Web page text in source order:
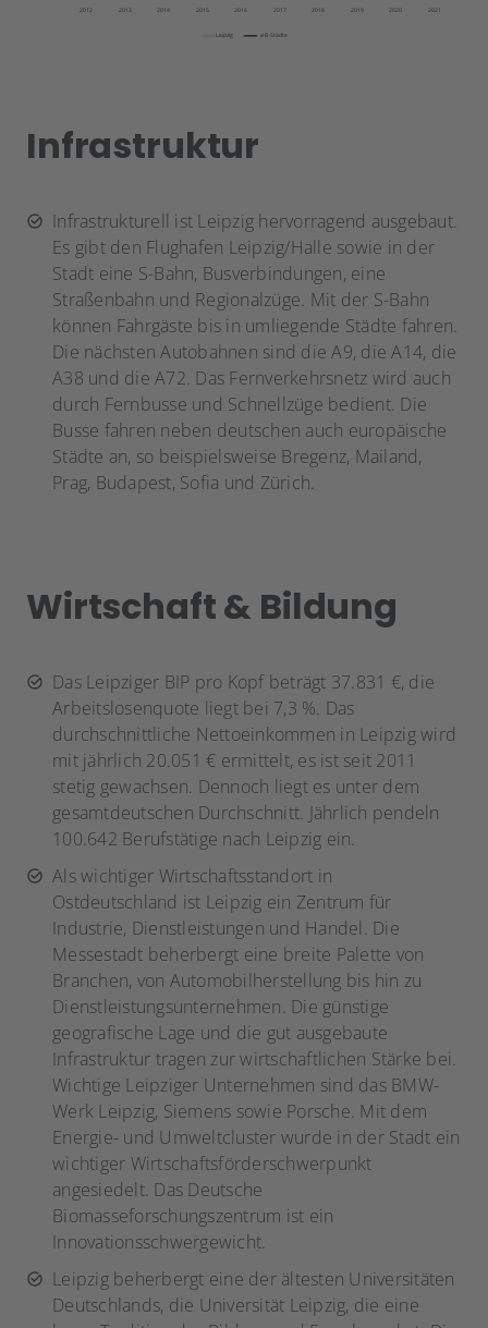
Infrastruktur
Infrastrukturell ist Leipzig hervorragend ausgebaut.
Es gibt den Flughafen Leipzig/Halle sowie in der
Stadt eine S-Bahn, Busverbindungen, eine
Straßenbahn und Regionalzüge. Mit der S-Bahn
können Fahrgäste bis in umliegende Städte fahren.
Die nächsten Autobahnen sind die A9, die A14, die
A38 und die A72. Das Fernverkehrsnetz wird auch
durch Fernbusse und Schnellzüge bedient. Die
Busse fahren neben deutschen auch europäische
Städte an, so beispielsweise Bregenz, Mailand,
Prag, Budapest, Sofia und Zürich.
Wirtschaft & Bildung
Das Leipziger BIP pro Kopf beträgt 37.831 €, die
Arbeitslosenquote liegt bei 7,3 %. Das
durchschnittliche Nettoeinkommen in Leipzig wird
mit jährlich 20.051 € ermittelt, es ist seit 2011
stetig gewachsen. Dennoch liegt es unter dem
gesamtdeutschen Durchschnitt. Jährlich pendeln
100.642 Berufstätige nach Leipzig ein.
Als wichtiger Wirtschaftsstandort in
Ostdeutschland ist Leipzig ein Zentrum für
Industrie, Dienstleistungen und Handel. Die
Messestadt beherbergt eine breite Palette von
Branchen, von Automobilherstellung bis hin zu
Dienstleistungsunternehmen. Die günstige
geografische Lage und die gut ausgebaute
Infrastruktur tragen zur wirtschaftlichen Stärke bei.
Wichtige Leipziger Unternehmen sind das BMW-
Werk Leipzig, Siemens sowie Porsche. Mit dem
Energie- und Umweltcluster wurde in der Stadt ein
wichtiger Wirtschaftsförderschwerpunkt
angesiedelt. Das Deutsche
Biomasseforschungszentrum ist ein
Innovationsschwergewicht.
Leipzig beherbergt eine der ältesten Universitäten
Deutschlands, die Universität Leipzig, die eine